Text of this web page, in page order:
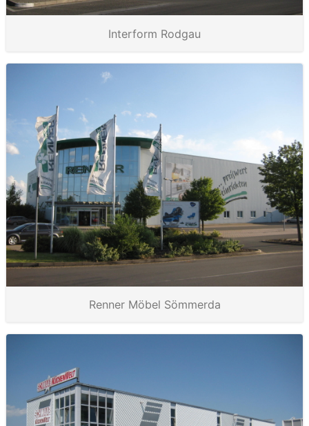
Interform Rodgau
Renner Möbel Sömmerda